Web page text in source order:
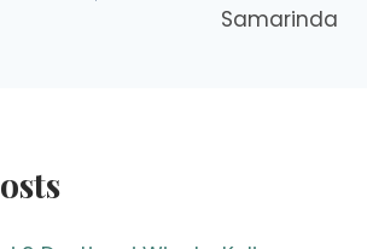
Samarinda